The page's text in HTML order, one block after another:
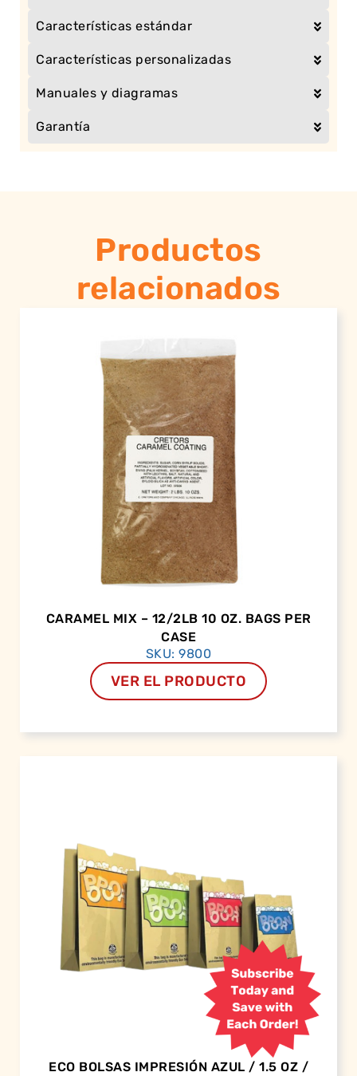
Características estándar
Características personalizadas
Manuales y diagramas
Garantía
Productos
relacionados
CARAMEL MIX – 12/2LB 10 OZ. BAGS PER
CASE
SKU: 9800
VER EL PRODUCTO
ECO BOLSAS IMPRESIÓN AZUL / 1.5 OZ /